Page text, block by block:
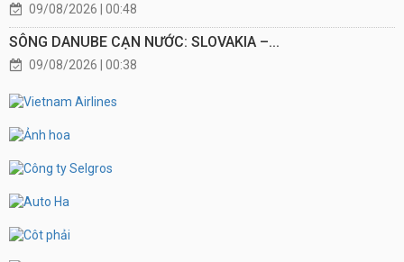
09/08/2026 | 00:48
SÔNG DANUBE CẠN NƯỚC: SLOVAKIA –...
09/08/2026 | 00:38